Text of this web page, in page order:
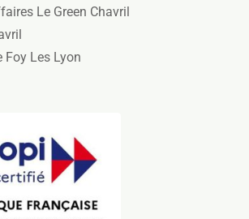
Le Green Chavril
Foy Les Lyon